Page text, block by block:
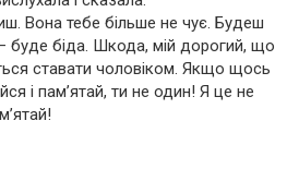
Вона тебе більше не чує. Будеш
буде біда. Шкода, мій дорогий, що
ставати чоловіком. Якщо щось
і пам’ятай, ти не один! Я це не